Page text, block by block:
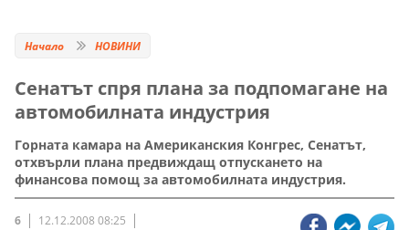
Начало НОВИНИ
Сенатът спря плана за подпомагане на
автомобилната индустрия
Горната камара на Американския Конгрес, Сенатът,
отхвърли плана предвиждащ отпускането на
финансова помощ за автомобилната индустрия.
6 12.12.2008 08:25